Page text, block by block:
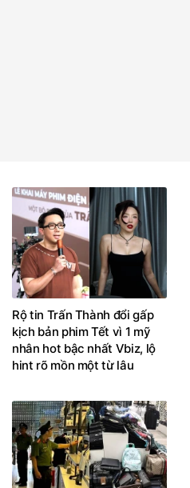
Rộ tin Trấn Thành đổi gấp
kịch bản phim Tết vì 1 mỹ
nhân hot bậc nhất Vbiz, lộ
hint rõ mồn một từ lâu